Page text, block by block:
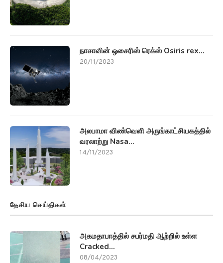
நாசாவின் ஒசைரிஸ் ரெக்ஸ் Osiris rex...
20/11/2023
அலபாமா விண்வெளி அருங்காட்சியகத்தில்
வரலாற்று Nasa...
14/11/2023
தேசிய செய்திகள்
அகமதாபாத்தில் சபர்மதி ஆற்றில் உள்ள
Cracked...
08/04/2023